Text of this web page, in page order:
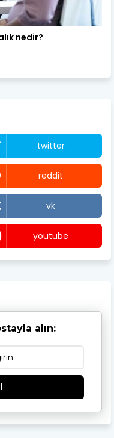
nedir?
twitter
reddit
vk
youtube
alın: